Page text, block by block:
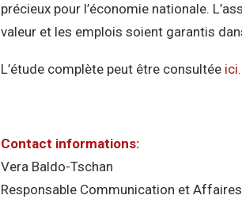
précieux pour l’économie nationale.
valeur et les emplois soient garantis
L’étude complète peut être consultée ici.
Contact informations:
Vera Baldo-Tschan
Responsable Communication et